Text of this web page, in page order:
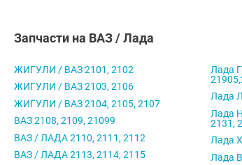
Запчасти на ВАЗ / Лада
ЖИГУЛИ / ВАЗ 2101, 2102
ЖИГУЛИ / ВАЗ 2103, 2106
ЖИГУЛИ / ВАЗ 2104, 2105, 2107
ВАЗ 2108, 2109, 21099
ВАЗ / ЛАДА 2110, 2111, 2112
ВАЗ / ЛАДА 2113, 2114, 2115
Лада
Лада
Лада
2131,
Лада
Лада